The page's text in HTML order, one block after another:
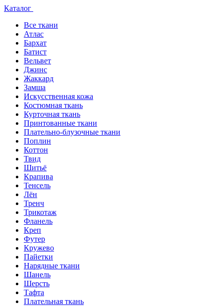
Каталог
Все ткани
Атлас
Бархат
Батист
Вельвет
Джинс
Жаккард
Замша
Искусственная кожа
Костюмная ткань
Курточная ткань
Принтованные ткани
Плательно-блузочные ткани
Поплин
Коттон
Твид
Шитьё
Крапива
Тенсель
Лён
Тренч
Трикотаж
Фланель
Креп
Футер
Кружево
Пайетки
Нарядные ткани
Шанель
Шерсть
Тафта
Плательная ткань